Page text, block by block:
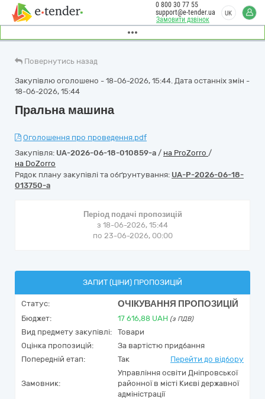
Замовити дзвінок
0 800 30 77 55
support@e-tender.ua
UK
Повернутись назад
Закупівлю оголошено - 18-06-2026, 15:44. Дата останніх змін -
18-06-2026, 15:44
Пральна машина
Оголошення про проведення.pdf
Закупівля: UA-2026-06-18-010859-a / на ProZorro /
на DoZorro
Рядок плану закупівлі та обґрунтування: UA-P-2026-06-18-
013750-a
Період подачі пропозицій
з 18-06-2026, 15:44
по 23-06-2026, 00:00
ЗАПИТ (ЦІНИ) ПРОПОЗИЦІЙ
Статус: ОЧІКУВАННЯ ПРОПОЗИЦІЙ
Бюджет: 17 616,88 UAH (з ПДВ)
Вид предмету закупівлі:
Товари
Оцінка пропозицій:
За вартістю придбання
Попередній етап:
Так Перейти до відбору
Замовник:
Управління освіти Дніпровської
районної в місті Києві державної
адміністрації